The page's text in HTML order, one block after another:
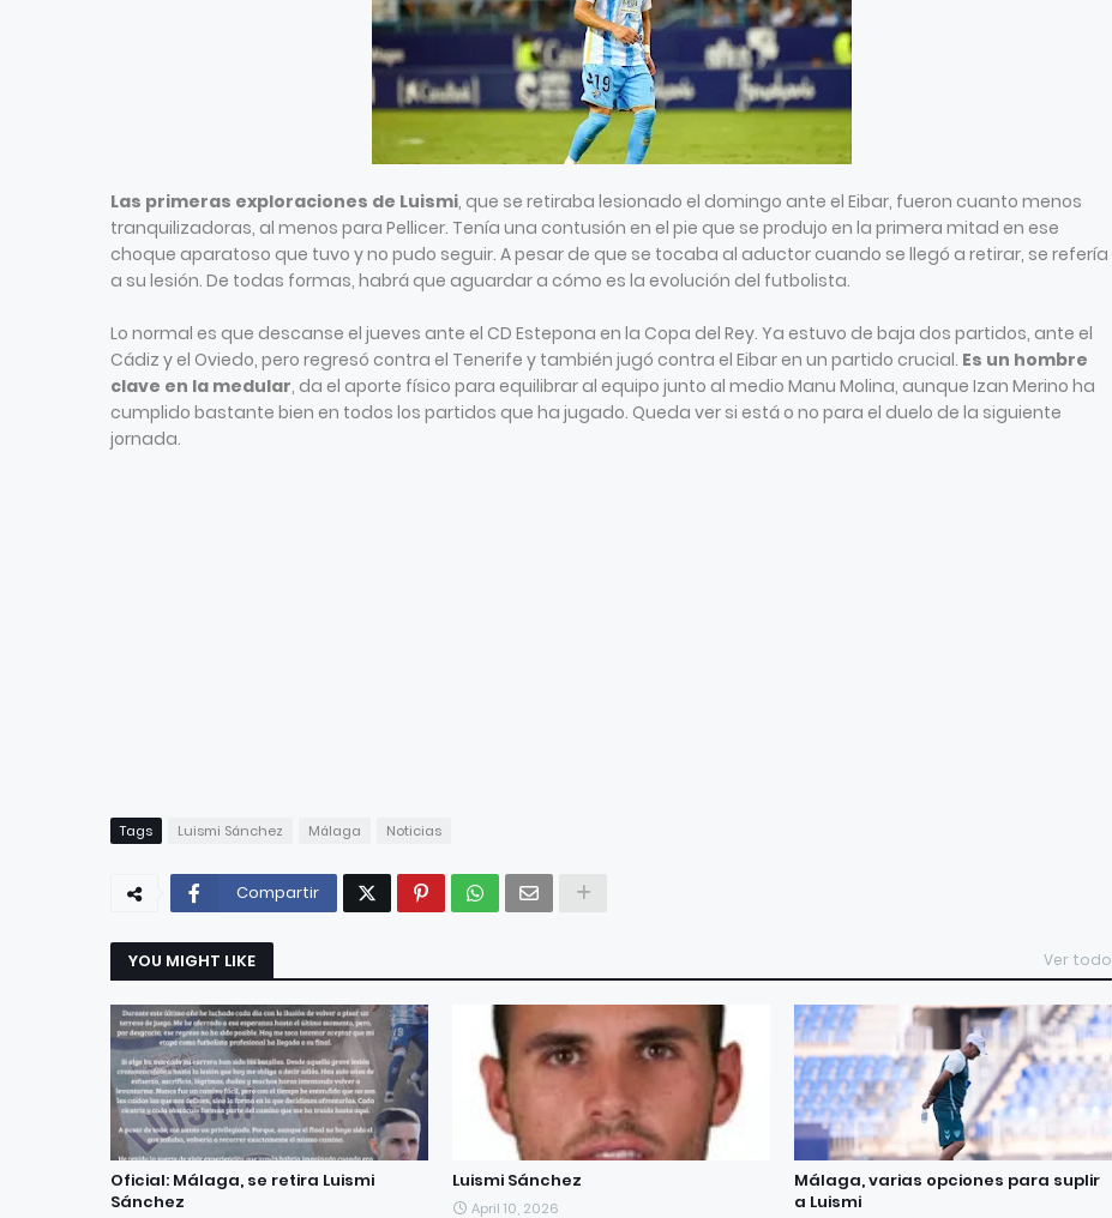
Las primeras exploraciones de Luismi, que se retiraba lesionado el domingo ante el Eibar, fueron cuanto menos
tranquilizadoras, al menos para Pellicer. Tenía una contusión en el pie que se produjo en la primera mitad en ese
choque aparatoso que tuvo y no pudo seguir. A pesar de que se tocaba al aductor cuando se llegó a retirar, se refería
a su lesión. De todas formas, habrá que aguardar a cómo es la evolución del futbolista.
Lo normal es que descanse el jueves ante el CD Estepona en la Copa del Rey. Ya estuvo de baja dos partidos, ante el
Cádiz y el Oviedo, pero regresó contra el Tenerife y también jugó contra el Eibar en un partido crucial. Es un hombre
clave en la medular, da el aporte físico para equilibrar al equipo junto al medio Manu Molina, aunque Izan Merino ha
cumplido bastante bien en todos los partidos que ha jugado. Queda ver si está o no para el duelo de la siguiente
jornada.
Tags Luismi Sánchez Málaga Noticias
Compartir
YOU MIGHT LIKE Ver todo
Oficial: Málaga, se retira Luismi
Sánchez
Luismi Sánchez
April 10, 2026
Málaga, varias opciones para suplir
a Luismi